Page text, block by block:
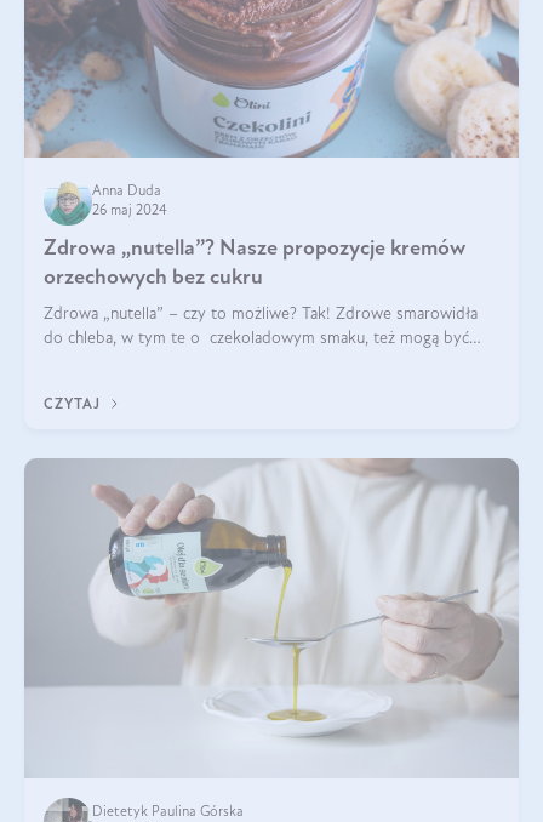
Anna Duda
26 maj 2024
Zdrowa „nutella”? Nasze propozycje kremów
orzechowych bez cukru
Zdrowa „nutella” – czy to możliwe? Tak! Zdrowe smarowidła
do chleba, w tym te o czekoladowym smaku, też mogą być
CZYTAJ
Dietetyk Paulina Górska